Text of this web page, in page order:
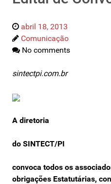
abril 18, 2013
Comunicação
No comments
sintectpi.com.br
A diretoria
do SINTECT/PI
convoca todos os
obrigações Estatutárias, c